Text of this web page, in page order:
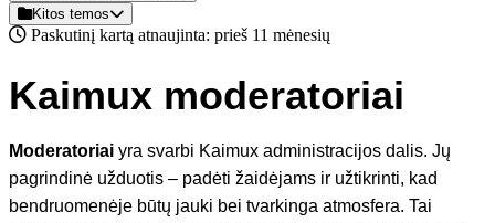
Kitos temos
Paskutinį kartą atnaujinta: prieš 11 mėnesių
Kaimux moderatoriai
Moderatoriai yra svarbi Kaimux administracijos dalis. Jų
pagrindinė užduotis – padėti žaidėjams ir užtikrinti, kad
bendruomenėje būtų jauki bei tvarkinga atmosfera. Tai